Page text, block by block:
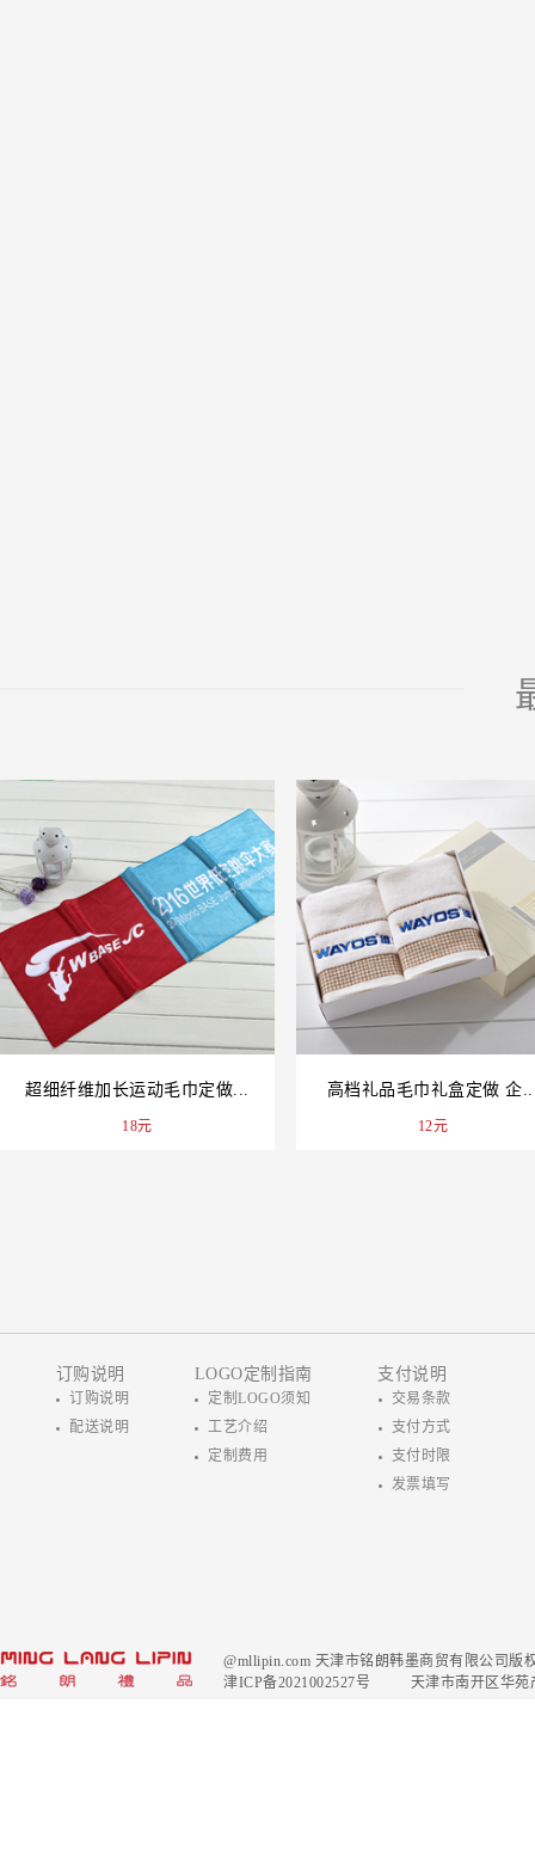
超细纤维加长运动毛巾定做...
18元
高档礼品毛巾礼盒定做 企
12元
订购说明
订购说明
配送说明
LOGO定制指南
定制LOGO须知
工艺介绍
定制费用
支付说明
交易条款
支付方式
支付时限
发票填写
@mllipin.com 天津市铭朗韩墨商贸有限公司版
津ICP备2021002527号
天津市南开区华苑